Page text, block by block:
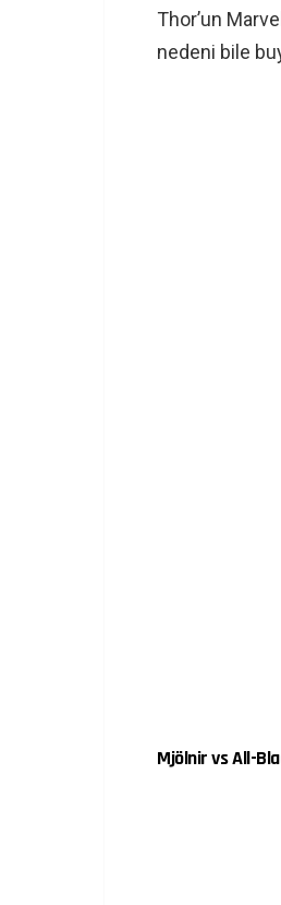
Thor’un
nedeni bile
Mjölnir vs All-